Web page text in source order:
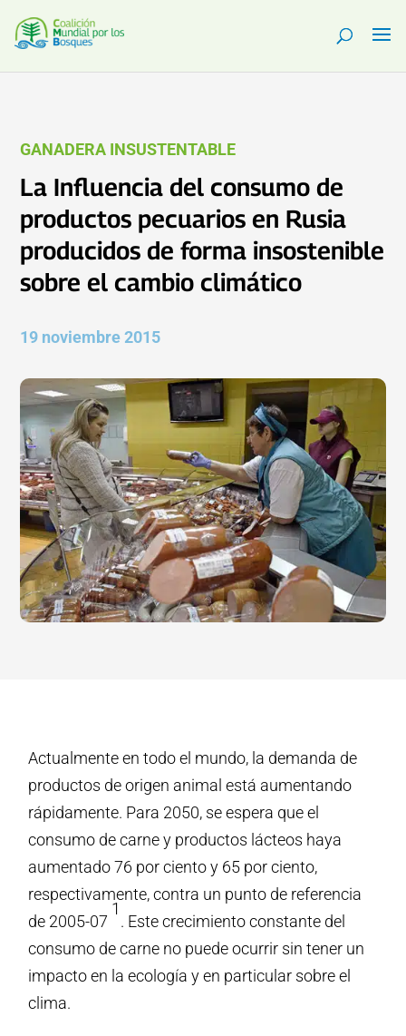
GANADERA INSUSTENTABLE
La Influencia del consumo de
productos pecuarios en Rusia
producidos de forma insostenible
sobre el cambio climático
19 noviembre 2015
Actualmente en todo el mundo, la demanda de
productos de origen animal está aumentando
rápidamente. Para 2050, se espera que el
consumo de carne y productos lácteos haya
aumentado 76 por ciento y 65 por ciento,
respectivamente, contra un punto de referencia
de 2005-07
1
. Este crecimiento constante del
consumo de carne no puede ocurrir sin tener un
impacto en la ecología y en particular sobre el
clima.